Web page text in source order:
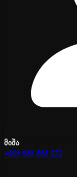
მიშა
+995 585 888 222